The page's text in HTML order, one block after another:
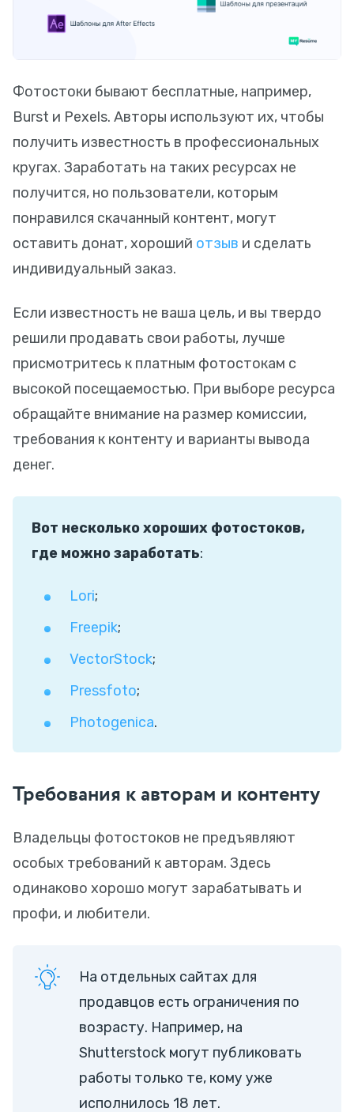
Фотостоки бывают бесплатные, например,
Burst и Pexels. Авторы используют их, чтобы
получить известность в профессиональных
кругах. Заработать на таких ресурсах не
получится, но пользователи, которым
понравился скачанный контент, могут
оставить донат, хороший отзыв и сделать
индивидуальный заказ.
Если известность не ваша цель, и вы твердо
решили продавать свои работы, лучше
присмотритесь к платным фотостокам с
высокой посещаемостью. При выборе ресурса
обращайте внимание на размер комиссии,
требования к контенту и варианты вывода
денег.
Вот несколько хороших фотостоков,
где можно заработать:
Lori;
Freepik;
VectorStock;
Pressfoto;
Photogenica.
Требования к авторам и контенту
Владельцы фотостоков не предъявляют
особых требований к авторам. Здесь
одинаково хорошо могут зарабатывать и
профи, и любители.
На отдельных сайтах для
продавцов есть ограничения по
возрасту. Например, на
Shutterstock могут публиковать
работы только те, кому уже
исполнилось 18 лет.